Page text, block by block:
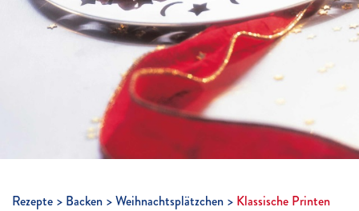
Rezepte Backen Weihnachtsplätzchen Klassische Printen